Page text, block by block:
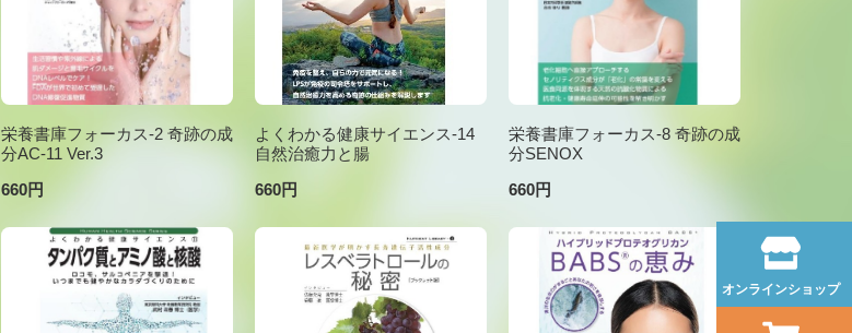
オンラインショップ
栄養書庫フォーカス-2 奇跡の成
分AC-11 Ver.3
660円
よくわかる健康サイエンス-14
自然治癒力と腸
660円
栄養書庫フォーカス-8 奇跡の成
分SENOX
660円